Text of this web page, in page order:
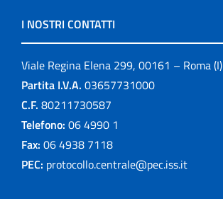
I NOSTRI CONTATTI
Viale Regina Elena 299, 00161 – Roma (I)
Partita I.V.A. 03657731000
C.F. 80211730587
Telefono: 06 4990 1
Fax: 06 4938 7118
PEC: protocollo.centrale@pec.iss.it